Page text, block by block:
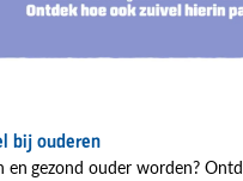
bij ouderen
en gezond ouder worden?